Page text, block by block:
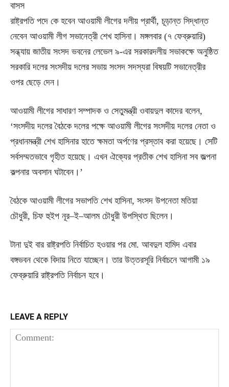
বাসস
রাষ্ট্রপতি পদে কে হবেন আওয়ামী লীগের দলীয় প্রার্থী, চূড়ান্ত সিদ্ধান্ত
নেবেন আওয়ামী লীগ সভানেত্রী শেখ হাসিনা। মঙ্গলবার (৭ ফেব্রুয়ারি)
সন্ধ্যায় জাতীয় সংসদ ভবনের লেভেল ৯-এর সরকারদলীয় সভাকক্ষে অনুষ্ঠিত
সরকারি দলের সংসদীয় দলের সভায় সংসদ সদস্যরা বিষয়টি সভানেত্রীর
ওপর ছেড়ে দেন।
আওয়ামী লীগের সাধারণ সম্পাদক ও সেতুমন্ত্রী ওবায়দুল কাদের বলেন,
‘সংসদীয় দলের বৈঠকে দলের পক্ষে আওয়ামী লীগের সংসদীয় দলের নেতা ও
প্রধানমন্ত্রী শেখ হাসিনার হাতে ক্ষমতা অর্পণের প্রস্তাব করা হয়েছে। সেটি
সর্বসম্মতভাবে গৃহীত হয়েছে। এখন ঐক্যের প্রতীক শেখ হাসিনা সব জল্পনা
কল্পনার অবসান ঘটাবেন।’
বৈঠকে আওয়ামী লীগের সভাপতি শেখ হাসিনা, সংসদ উপনেতা মতিয়া
চৌধুরী, চিফ হুইপ নূর–ই–আলম চৌধুরী উপস্থিত ছিলেন।
টানা দুই বার রাষ্ট্রপতি নির্বাচিত হওয়ার পর মো. আবদুল হামিদ এবার
বঙ্গভবন থেকে বিদায় নিতে যাচ্ছেন। তার উত্তরসূরি নির্বাচনে আগামী ১৯
ফেব্রুয়ারি রাষ্ট্রপতি নির্বাচন হবে।
LEAVE A REPLY